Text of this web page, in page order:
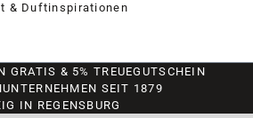
& Duftinspirationen
GRATIS & 5% TREUEGUTSCHEIN
SEIT 1879
IN REGENSBURG